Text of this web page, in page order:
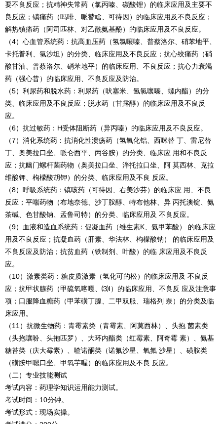
要不良反应；抗精神失常药（氯丙嗪、碳酸锂）的临床应用及主要不
良反应；镇痛药（吗啡、哌替啥、可待因）的临床应用及不良反应；
解热镇痛药（阿司匹林、对乙酰氨基酚）的临床应用及不良反应。
（4）心血管系统药：抗高血压药（氢氯嚷嗪、普蔡洛尔、硝苯地平、
卡托普利、氯沙坦）的分类、临床应用及不良反应；抗心绞痛药（硝
酸甘油、普蔡洛尔、硝苯地平）的临床应用、不良反应；抗心力衰竭
药（强心昔）的临床应用、不良反应及防治。
（5）利尿药和脱水药：利尿药（吠塞米、氢氯嚷嗪、螺内酯）的分
类、临床应用及不良反应；脱水药（甘露醇）的临床应用及不良反
应。
（6）抗过敏药：H受体阻断药（异丙嗪）的临床应用及不良反应。
（7）消化系统药：抗消化性溃疡药（氢氧化铝、西咪替 丁、雷尼替
丁、奥美拉口坐、哌仑西平、丙谷胺）的分类、临床应 用和不良反
应；抗幽门螺杆菌药物（奥美拉口坐、泮托拉口坐、阿 莫西林、克拉
维酸钾、枸檬酸胡钾）的分类、临床应用及不良 反应。
（8）呼吸系统药：镇咳药（可待因、右美沙芬）的临床应 用、不良
反应；平喘药物（布地奈德、沙丁胺醇、特布他林、异 丙托澳锭、氨
茶碱、色甘酸钠、孟鲁司特）的分类、临床应用及 不良反应。
（9）血液和造血系统药：促凝血药（维生素K、氨甲苯酸） 的临床应
用及不良反应；抗凝血药（肝素、华法林、枸檬酸钠） 的临床应用及
不良反应及防治；抗贫血药（铁制剂、叶酸）的临 床应用及不良反
应。
（10）激素类药：糖皮质激素（氢化可的松）的临床应用及 不良反
应；抗甲状腺药（甲硫氧喀嘎、⑶I）的临床应用、不良反 应及注意事
项；口服降血糖药（甲苯磺丁腺、二甲双服、瑞格列 奈）的分类及临
床应用。
（11）抗微生物药：青霉素类（青霉素、阿莫西林）、头抱 菌素类
（头抱嚷吩、头抱匹罗）、大环内酯类（红霉素、阿奇霉 素）、氨基
糖苔类（庆大霉素）、喳诺酮类（诺氟沙星、氧氟 沙星）、磺胺类
（磺胺甲嗯口坐、甲氧芋喔）的临床应用及不良 反应。
（二）专业技能测试
考试内容：药理学知识运用能力测试。
考试时间：10分钟。
考试形式：现场实操。